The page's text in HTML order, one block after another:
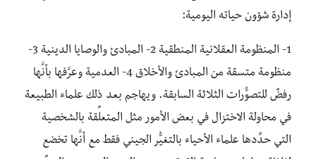
إدارة شؤون حياته اليومية:
1- المنظومة العقلانية المنطقية 2- المبادئ والوصايا الدينية 3-
منظومة متسقة من المبادئ والأخلاق 4- العدمية وعرَّفها بأنَّها
رفضٌ للتصوُّرات الثلاثة السابقة. ويهاجم بعد ذلك علماء الطبيعة
في محاولة الاختزال في بعض الأمور مثل المتعلِّقة بالشخصية
التي حدًَدها علماء الأحياء بالتغيُّر الجيني فقط مع أنَّها تخضع